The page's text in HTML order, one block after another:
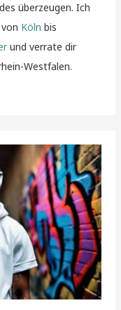
überzeugen. Ich
Köln bis
und verrate dir
Westfalen.